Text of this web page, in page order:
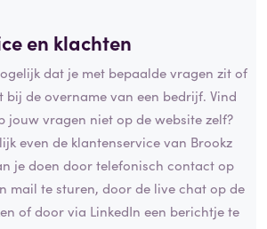
en klachten
dat je met bepaalde vragen zit of
bij de overname van een bedrijf. Vind
jouw vragen niet op de website zelf?
even de klantenservice van Brookz
je doen door telefonisch contact op
mail te sturen, door de live chat op de
of door via LinkedIn een berichtje te